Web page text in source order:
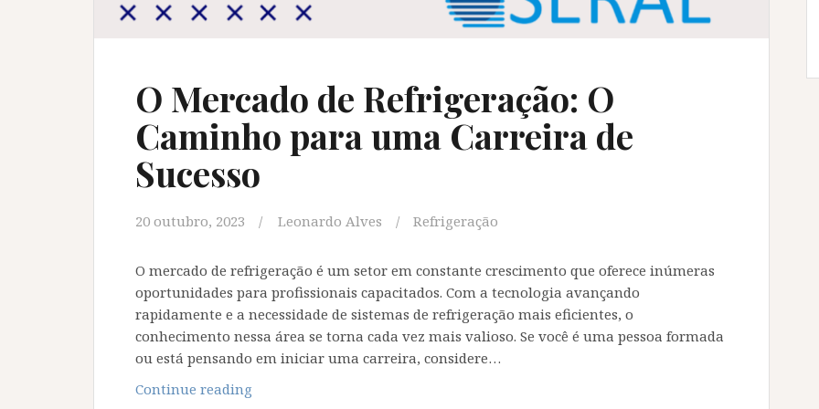
O Mercado de Refrigeração: O
Caminho para uma Carreira de
Sucesso
20 outubro, 2023 Leonardo Alves Refrigeração
O mercado de refrigeração é um setor em constante crescimento que oferece inúmeras
oportunidades para profissionais capacitados. Com a tecnologia avançando
rapidamente e a necessidade de sistemas de refrigeração mais eficientes, o
conhecimento nessa área se torna cada vez mais valioso. Se você é uma pessoa formada
ou está pensando em iniciar uma carreira, considere…
Continue reading